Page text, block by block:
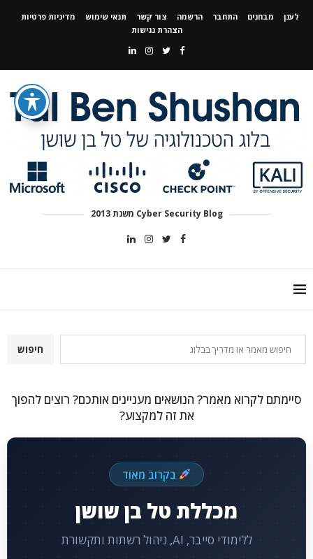
לענן מבחנים התחבר הרשמה צור קשר תנאי שימוש
מדיניות פרטיות
הצהרת נגישות
Cyber Security Blog משנת 2013
חיפוש
סיימתם לקרוא מאמר? הנושאים מעניינים אותכם? רוצים להפוך
את זה למקצוע?
בקרוב מאוד
מכללת טל בן שושן
ללימודי סייבר, AI, ניהול רשתות ותקשורת